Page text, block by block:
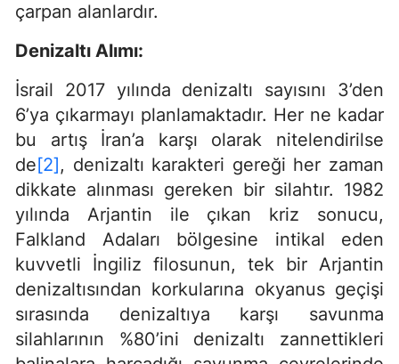
çarpan alanlardır.
Denizaltı Alımı:
İsrail 2017 yılında denizaltı sayısını 3’den
6’ya çıkarmayı planlamaktadır. Her ne kadar
bu artış İran’a karşı olarak nitelendirilse
de[2], denizaltı karakteri gereği her zaman
dikkate alınması gereken bir silahtır. 1982
yılında Arjantin ile çıkan kriz sonucu,
Falkland Adaları bölgesine intikal eden
kuvvetli İngiliz filosunun, tek bir Arjantin
denizaltısından korkularına okyanus geçişi
sırasında denizaltıya karşı savunma
silahlarının %80’ini denizaltı zannettikleri